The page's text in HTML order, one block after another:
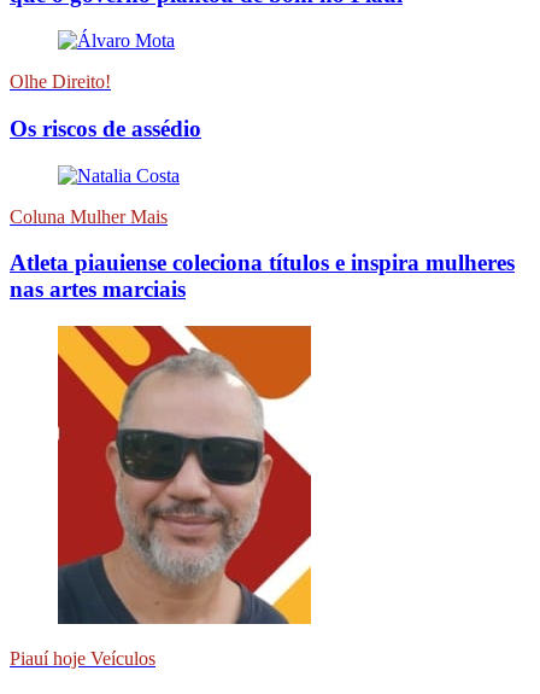
Olhe Direito!
Os riscos de assédio
Coluna Mulher Mais
Atleta piauiense coleciona títulos e inspira mulheres
nas artes marciais
Piauí hoje Veículos